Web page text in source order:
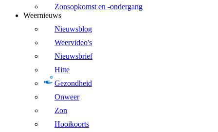
Zonsopkomst en -ondergang
Weernieuws
Nieuwsblog
Weervideo's
Nieuwsbrief
Hitte
Gezondheid
Onweer
Zon
Hooikoorts